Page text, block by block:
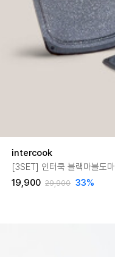
intercook
[3SET] 인터쿡 블랙마블도마
19,900 29,900 33%